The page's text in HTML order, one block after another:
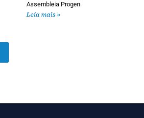
Assembleia Progen
Leia mais »